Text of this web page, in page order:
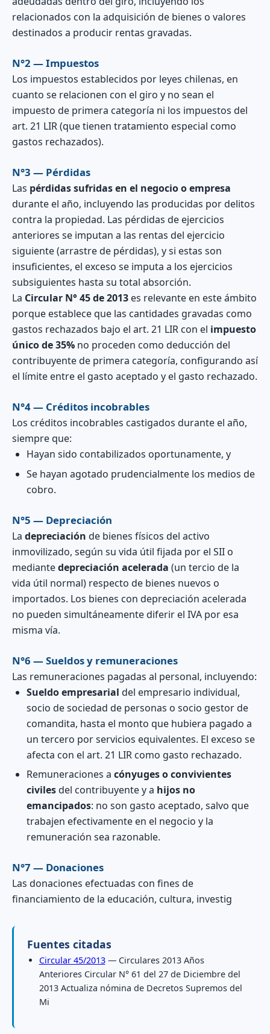
relacionados con la adquisición de bienes o valores
destinados a producir rentas gravadas.
N°2 — Impuestos
Los impuestos establecidos por leyes chilenas, en
cuanto se relacionen con el giro y no sean el
impuesto de primera categoría ni los impuestos del
art. 21 LIR (que tienen tratamiento especial como
gastos rechazados).
N°3 — Pérdidas
Las pérdidas sufridas en el negocio o empresa
durante el año, incluyendo las producidas por delitos
contra la propiedad. Las pérdidas de ejercicios
anteriores se imputan a las rentas del ejercicio
siguiente (arrastre de pérdidas), y si estas son
insuficientes, el exceso se imputa a los ejercicios
subsiguientes hasta su total absorción.
La Circular N° 45 de 2013 es relevante en este ámbito
porque establece que las cantidades gravadas como
gastos rechazados bajo el art. 21 LIR con el impuesto
único de 35% no proceden como deducción del
contribuyente de primera categoría, configurando así
el límite entre el gasto aceptado y el gasto rechazado.
N°4 — Créditos incobrables
Los créditos incobrables castigados durante el año,
siempre que:
Hayan sido contabilizados oportunamente, y
Se hayan agotado prudencialmente los medios de
cobro.
N°5 — Depreciación
La depreciación de bienes físicos del activo
inmovilizado, según su vida útil fijada por el SII o
mediantedepreciación acelerada (un tercio de la
vida útil normal) respecto de bienes nuevos o
importados. Los bienes con depreciación acelerada
no pueden simultáneamente diferir el IVA por esa
misma vía.
N°6 — Sueldos y remuneraciones
Las remuneraciones pagadas al personal, incluyendo:
Sueldo empresarial del empresario individual,
socio de sociedad de personas o socio gestor de
comandita, hasta el monto que hubiera pagado a
un tercero por servicios equivalentes. El exceso se
afecta con el art. 21 LIR como gasto rechazado.
Remuneraciones a cónyuges o convivientes
civilesdel contribuyente y a hijos no
emancipados: no son gasto aceptado, salvo que
trabajen efectivamente en el negocio y la
remuneración sea razonable.
N°7 — Donaciones
Las donaciones efectuadas con fines de
financiamiento de la educación, cultura, investig
Fuentes citadas
Circular 45/2013— Circulares 2013 Años
Anteriores Circular N° 61 del 27 de Diciembre del
2013 Actualiza nómina de Decretos Supremos del
Mi